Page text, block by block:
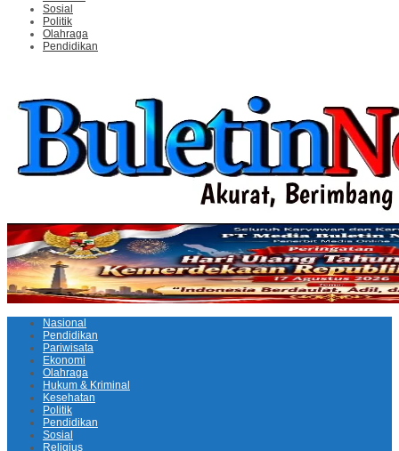
Sosial
Politik
Olahraga
Pendidikan
Nasional
Pendidikan
Pariwisata
Ekonomi
Olahraga
Hukum & Kriminal
Kesehatan
Politik
Pendidikan
Sosial
Religius